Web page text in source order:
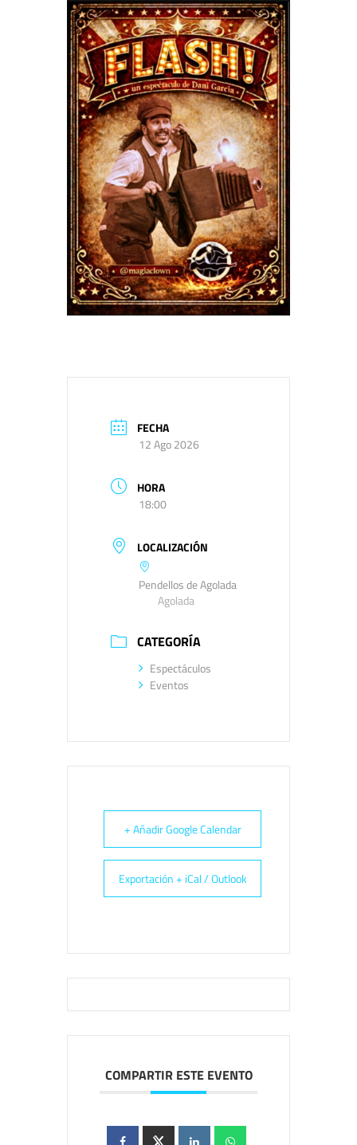
FECHA
12 Ago 2026
HORA
18:00
LOCALIZACIÓN
Pendellos de Agolada
Agolada
CATEGORÍA
Espectáculos
Eventos
+ Añadir Google Calendar
Exportación + iCal / Outlook
COMPARTIR ESTE EVENTO